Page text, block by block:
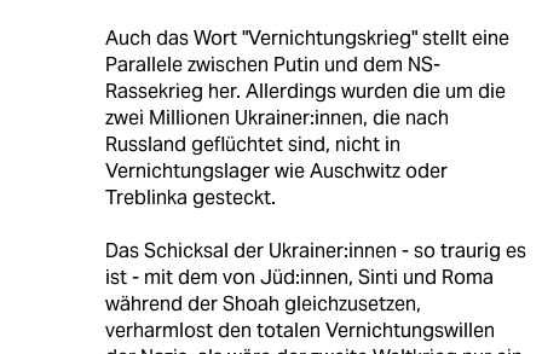
Auch das Wort "Vernichtungskrieg" stellt eine
Parallele zwischen Putin und dem NS-
Rassekrieg her. Allerdings wurden die um die
zwei Millionen Ukrainer:innen, die nach
Russland geflüchtet sind, nicht in
Vernichtungslager wie Auschwitz oder
Treblinka gesteckt.
Das Schicksal der Ukrainer:innen - so traurig es
ist - mit dem von Jüd:innen, Sinti und Roma
während der Shoah gleichzusetzen,
verharmlost den totalen Vernichtungswillen